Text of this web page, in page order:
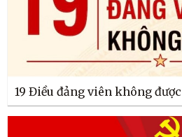
19 Điều đảng viên không